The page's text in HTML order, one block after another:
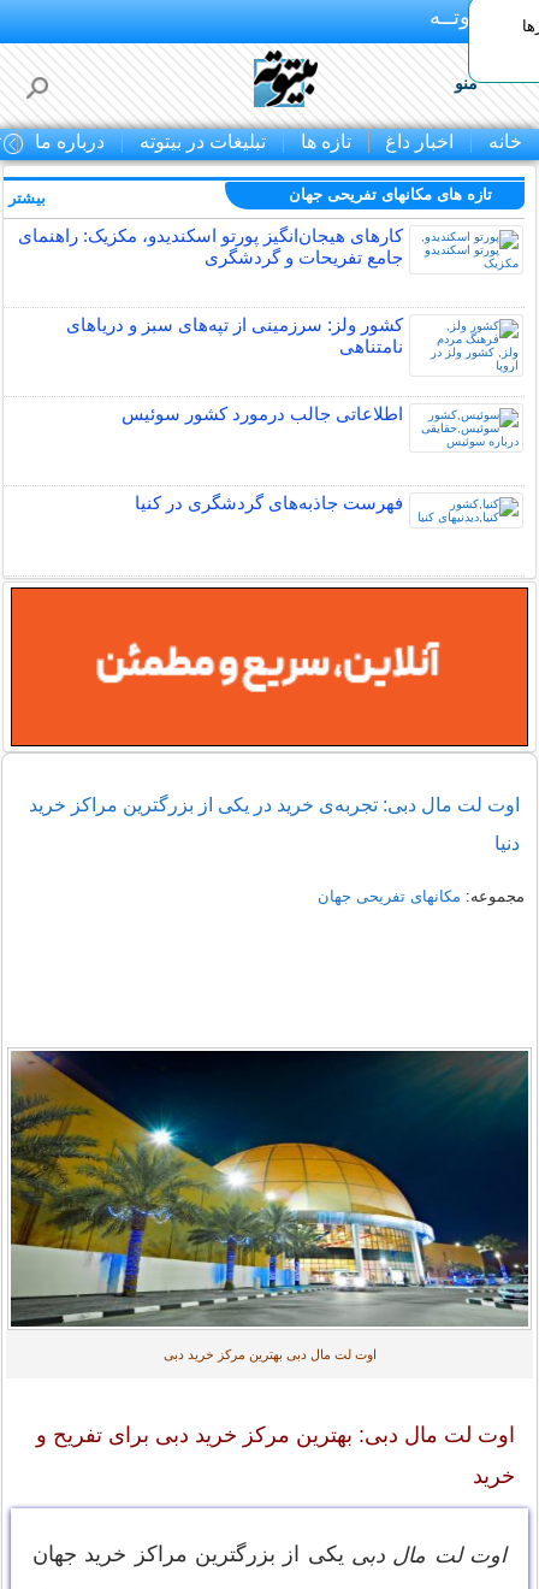
بـیتوتــه
منو
خانه اخبار داغ تازه ها تبلیغات در بیتوته درباره ما
تازه های مکانهای تفریحی جهان
کارهای هیجان‌انگیز پورتو اسکندیدو، مکزیک: راهنمای
جامع تفریحات و گردشگری
کشور ولز: سرزمینی از تپه‌های سبز و دریاهای
نامتناهی
اطلاعاتی جالب درمورد کشور سوئیس
فهرست جاذبه‌های گردشگری در کنیا
بیشتر
اوت لت مال دبی: تجربه‌ی خرید در یکی از بزرگترین مراکز خرید
دنیا
مجموعه: مکانهای تفریحی جهان
اوت لت مال دبی بهترین مرکز خرید دبی
اوت لت مال دبی: بهترین مرکز خرید دبی برای تفریح و
خرید
اوت لت مال دبی یکی از بزرگترین مراکز خرید جهان